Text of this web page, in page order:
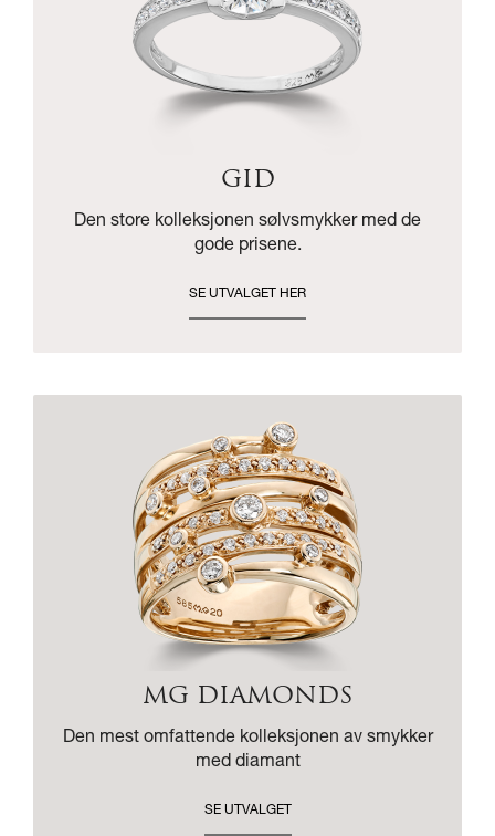
GID
Den store kolleksjonen sølvsmykker med de
gode prisene.
SE UTVALGET HER
MG DIAMONDS
Den mest omfattende kolleksjonen av smykker
med diamant
SE UTVALGET